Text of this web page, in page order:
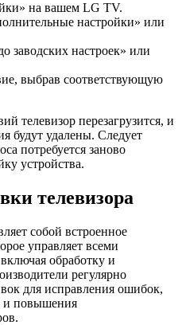
на вашем LG TV.
настройки» или
заводских настроек» или
выбрав соответствующую
телевизор перезагрузится, и
будут удалены. Следует
потребуется заново
устройства.
телевизора
собой встроенное
управляет всеми
обработку и
регулярно
для исправления ошибок,
и повышения